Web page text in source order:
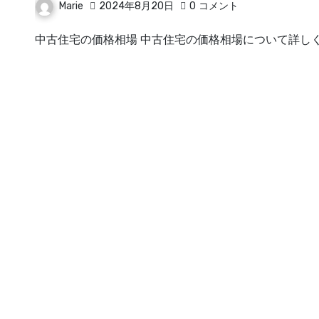
Marie 2024年8月20日 0 コメント
中古住宅の価格相場 中古住宅の価格相場について詳し